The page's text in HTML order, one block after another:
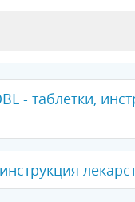
- таблетки,